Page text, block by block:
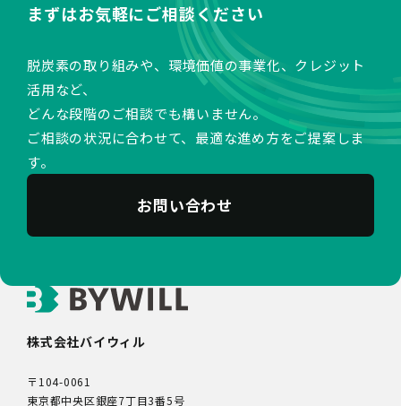
まずはお気軽にご相談ください
脱炭素の取り組みや、環境価値の事業化、クレジット
活用など、
どんな段階のご相談でも構いません。
ご相談の状況に合わせて、最適な進め方をご提案しま
す。
お問い合わせ
株式会社バイウィル
〒104-0061
東京都中央区銀座7丁目3番5号